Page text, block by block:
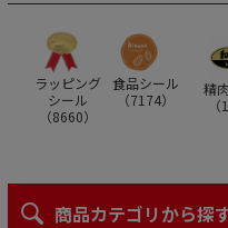
ラッピング
シール
（8660）
食品シール
（7174）
精
（
商品カテゴリから探